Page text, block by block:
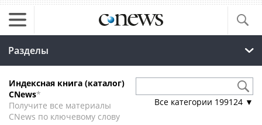
Разделы
Индексная книга (каталог)
CNews*
Получите все материалы
CNews по ключевому слову
Все категории 199124 ▼